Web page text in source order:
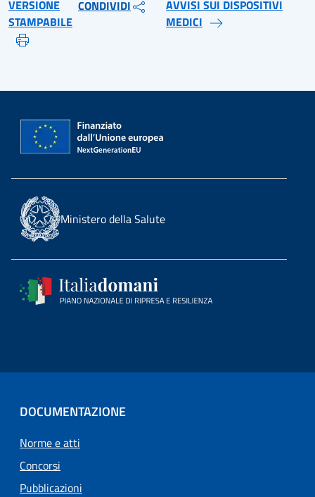
VERSIONE
STAMPABILE
CONDIVIDI
AVVISI SUI DISPOSITIVI
MEDICI
Ministero della Salute
DOCUMENTAZIONE
Norme e atti
Concorsi
Pubblicazioni